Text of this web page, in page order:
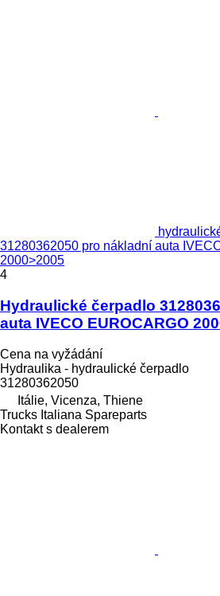
31280362050 pro nákladní auta
2000>2005
4
Hydraulické čerpadlo
auta IVECO EUROCARGO
Cena na vyžádání
Hydraulika - hydraulické čerpadlo
31280362050
Itálie, Vicenza, Thiene
Trucks Italiana Spareparts
Kontakt s dealerem